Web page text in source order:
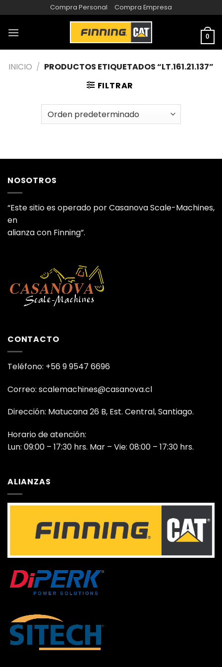
Compra Personal Compra Empresa
0
INICIO / PRODUCTOS ETIQUETADOS “LT.161.21.137”
FILTRAR
NOSOTROS
“Este sitio es operado por Casanova Scale-Machines,
en
alianza con Finning”.
CONTACTO
Teléfono: +56 9 9547 6696
Correo: scalemachines@casanova.cl
Dirección: Matucana 26 B, Est. Central, Santiago.
Horario de atención:
Lun: 09:00 – 17:30 hrs. Mar – Vie: 08:00 – 17:30 hrs.
ALIANZAS